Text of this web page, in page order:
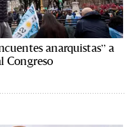
anarquistas” a
Congreso